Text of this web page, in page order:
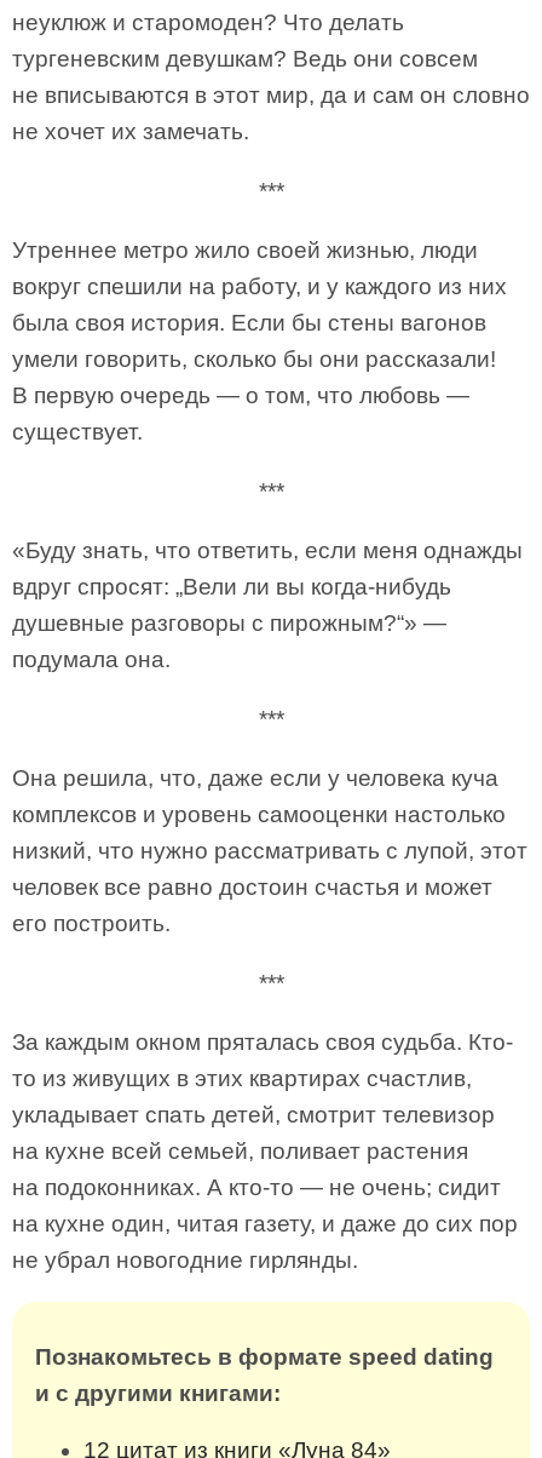
неуклюж и старомоден? Что делать
тургеневским девушкам? Ведь они совсем
не вписываются в этот мир, да и сам он словно
не хочет их замечать.
***
Утреннее метро жило своей жизнью, люди
вокруг спешили на работу, и у каждого из них
была своя история. Если бы стены вагонов
умели говорить, сколько бы они рассказали!
В первую очередь — о том, что любовь —
существует.
***
«Буду знать, что ответить, если меня однажды
вдруг спросят: „Вели ли вы когда-нибудь
душевные разговоры с пирожным?“» —
подумала она.
***
Она решила, что, даже если у человека куча
комплексов и уровень самооценки настолько
низкий, что нужно рассматривать с лупой, этот
человек все равно достоин счастья и может
его построить.
***
За каждым окном пряталась своя судьба. Кто-
то из живущих в этих квартирах счастлив,
укладывает спать детей, смотрит телевизор
на кухне всей семьей, поливает растения
на подоконниках. А кто-то — не очень; сидит
на кухне один, читая газету, и даже до сих пор
не убрал новогодние гирлянды.
Познакомьтесь в формате speed dating
и с другими книгами:
12 цитат из книги «Луна 84»